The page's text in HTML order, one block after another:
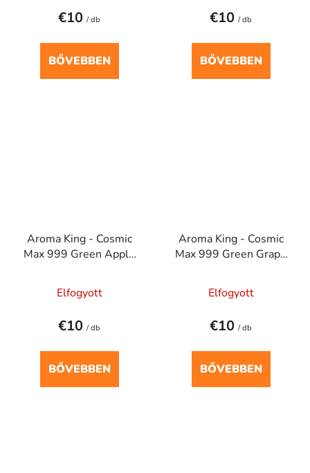
€10 / db
BŐVEBBEN
€10 / db
BŐVEBBEN
Aroma King - Cosmic
Max 999 Green Apple
Elfogyott
€10 / db
BŐVEBBEN
Aroma King - Cosmic
Max 999 Green Grape
Elfogyott
€10 / db
BŐVEBBEN